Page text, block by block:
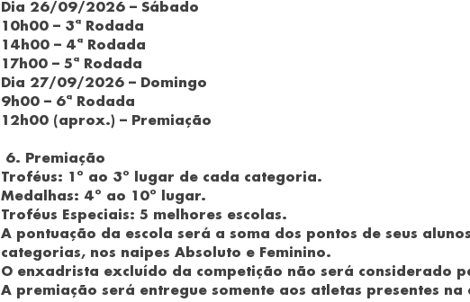
Dia 26/09/2026 – Sábado
10h00 – 3ª Rodada
14h00 – 4ª Rodada
17h00 – 5ª Rodada
Dia 27/09/2026 – Domingo
9h00 – 6ª Rodada
12h00 (aprox.) – Premiação
6. Premiação
Troféus: 1º ao 3º lugar de cada categoria.
Medalhas: 4º ao 10º lugar.
Troféus Especiais: 5 melhores escolas.
A pontuação da escola será a soma dos pontos de seus
categorias, nos naipes Absoluto e Feminino.
O enxadrista excluído da competição não será considerado
A premiação será entregue somente aos atletas presentes na